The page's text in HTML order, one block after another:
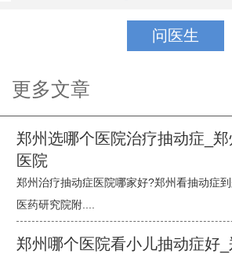
问医生
更多文章
郑州选哪个医院治疗抽动症_
医院
郑州治疗抽动症医院哪家好?郑州看抽动症
医药研究院附....
郑州哪个医院看小儿抽动症好